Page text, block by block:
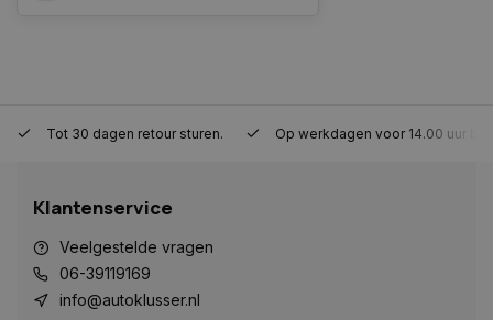
Tot 30 dagen retour sturen. Op werkdagen voor 14.00 uur
Klantenservice
Veelgestelde vragen
06-39119169
info@autoklusser.nl
strikt noodzakelijke cookies.